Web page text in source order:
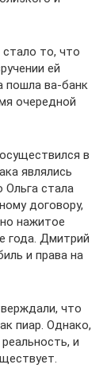
то, что
ей
пошла ва-банк
очередной
в
являлись
Ольга стала
договору,
нажитое
года. Дмитрий
и права на
что
пиар. Однако,
и